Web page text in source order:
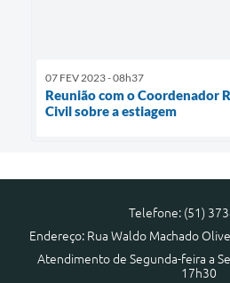
07 FEV 2023 - 08h37
Reunião com o Coordenador
Civil sobre a estiagem
Telefone: (51)
Endereço: Rua Waldo Machado
Atendimento de Segunda-feira a
17h30